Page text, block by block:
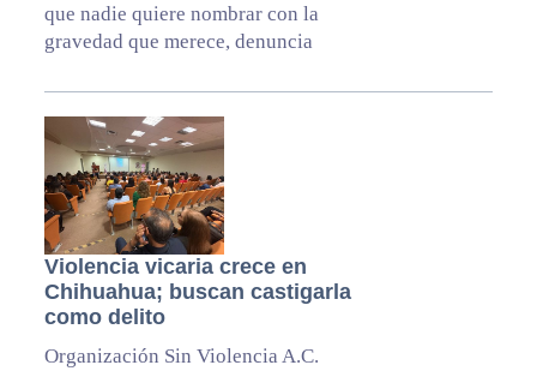
que nadie quiere nombrar con la
gravedad que merece, denuncia
Violencia vicaria crece en
Chihuahua; buscan castigarla
como delito
Organización Sin Violencia A.C.